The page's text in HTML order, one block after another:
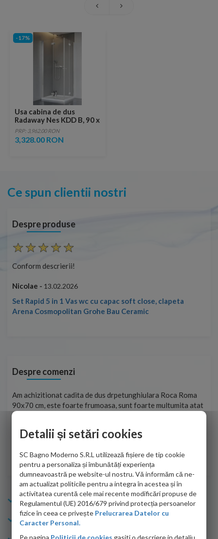
-17%
Usa cabina de dus
Radaway Nes KDD B, 90 x
H200 cm
PRP: 3,962.00 RON
3,328.00 RON
Ce spun clientii nostri
Despre produse
Conform descrierii!
Nicolae - 13.02.2026
Set Rapid 5 in 1 Vas wc cu capac soft close, clapeta
Arena Cosmopolitan Grohe Bau Ceramic
Despre comenzi
Am achizitionat cadita de dus drpetunghiulara Roca Roma
90x70 cm, este foarte frumoasa, sunt foarte multumita atat
de personalul firmei dvs. cu care am colaborat in obtinerea
adus coletul in siguranta.Numai bine, va doresc!
Sofrone Viviana -28.07.2026
Info Bagno
Cumparaturi
Detalii și setări cookies
SC Bagno Moderno S.R.L utilizează fișiere de tip cookie
pentru a personaliza și îmbunătăți experiența
dumneavoastră pe website-ul nostru. Vă informăm că ne-
am actualizat politicile pentru a integra în acestea și în
activitatea curentă cele mai recente modificări propuse de
Regulamentul (UE) 2016/679 privind protecția persoanelor
fizice în ceea ce privește Prelucrarea Datelor cu
Caracter Personal.
Pe pagina Politicii de cookies gasiti o descriere in detaliu